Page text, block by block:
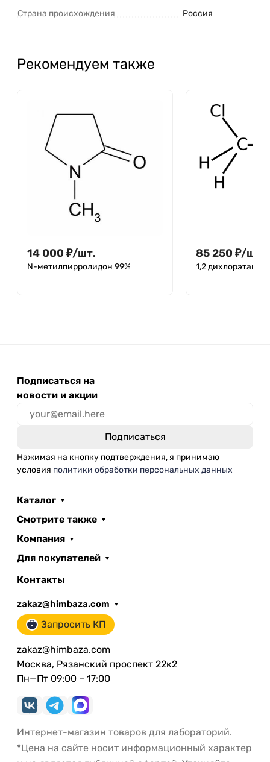
Страна происхождения Россия
Рекомендуем также
14 000 ₽/шт.
N-метилпирролидон 99%
85 250 ₽/шт.
1,2 дихлорэтан,
Подписаться на
новости и акции
Нажимая на кнопку подтверждения, я принимаю
условия политики обработки персональных данных
Каталог
Смотрите также
Компания
Для покупателей
Контакты
zakaz@himbaza.com
Запросить КП
zakaz@himbaza.com
Москва, Рязанский проспект 22к2
Пн—Пт 09:00 – 17:00
Интернет-магазин товаров для лабораторий.
*Цена на сайте носит информационный характер